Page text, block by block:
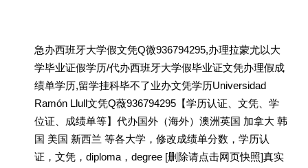
急办西班牙大学假文凭Q微936794295,办理拉蒙尤以大
学毕业证假学历/代办西班牙大学假毕业证文凭办理假成
绩单学历,留学挂科毕不了业办文凭学历Universidad
Ramón Llull文凭Q薇936794295【学历认证、文凭、学
位证、成绩单等】代办国外（海外）澳洲英国 加拿大 韩
国 美国 新西兰 等各大学，修改成绩单分数，学历认
证，文凭，diploma，degree [删除请点击网页快照]真实